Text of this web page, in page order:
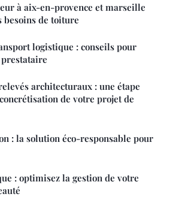
à aix-en-provence et marseille
besoins de toiture
logistique : conseils pour
architecturaux : une étape
de votre projet de
: la solution éco-responsable pour
: optimisez la gestion de votre